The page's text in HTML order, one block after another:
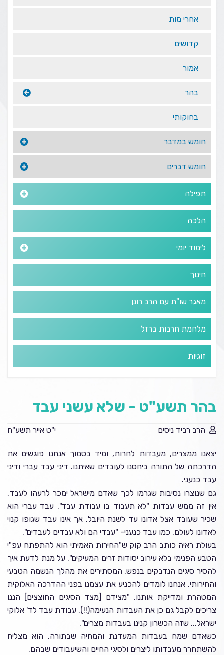
אחרי מות
קדושים
אמור
בהר
בחוקותי
חומש במדבר
חומש דברים
תפילה
הלכה
לימוד יומי
חינוך
מאגר שו"ת עם הרב רונן
מלחמת חרבות ברזל
זוגיות
בהר תשע"ט - שלא עשני עבד
הרב רביד ניסים י"ט אייר תשע"ח
יצאנו ממצרים, מעבדות לחרות, ומיד בסמוך אנחנו פוגשים את
הדרכתה של התורה ביחסנו לעובדים שאיתנו. דיני עבד עברי ודיני
עבד כנעני.
גם שנוצרו נסיבות שגרמו לכך שאדם מישראל ימכר לרעהו לעבד,
אין זה ממש עבדות "לא תעבוד בו עבודת עבד". עבד עברי הוא
שכיר שעובד אצל אדונו עד לשנת היובל, אך אינו עבד שגופו קנוי
לאדונו לעולם, כמו עבד כנעני- "עבדי הם ולא עבדים לעבדים".
בעולת ראיה כותב הרב קוק ש"החירות האמיתי הוא להתפתח עפ"י
הטבע הפנימי בלא עירוב יסודות זרים המעיקים". על מנת לדעת איך
להסיר סיגים הנדבקים בנפש, המסתירים את מהלך הנשמה הטבעי
והחירותי, אנחנו לומדים להכניע את עצמנו בפני ההדרכה האלוקית
המטהרת ומדייקת אותנו. "מצידם [מצד הסיגים החוצצים] הננו
צריכים לקבל גם כן את העבדות הנעימה(!!), עבודת עבד לד' אלוקי
ישראל... שזה הכשרון קנינו בעבדות מצרים".
כשאדם שמח בעבדות המעדנת והמחיה שבתורה, הוא מצליח
להשתחרר מעבדותו ליצרים ולסיגי החיים והשיעבודים שבהם.